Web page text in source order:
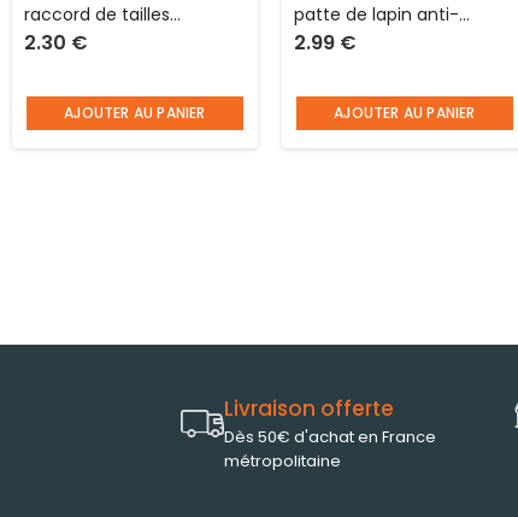
raccord de tailles
différentes Color Expert
2.30 €
AJOUTER AU PANIER
patte de lapin anti-
goutte l 10 cm avec
2.99 €
AJOUTER AU PANIER
Livraison offerte
Dès 50€ d'achat en France
métropolitaine